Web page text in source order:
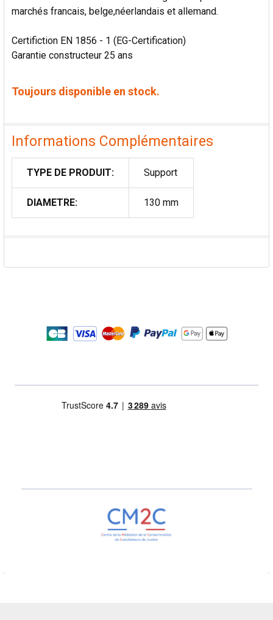
marchés francais, belge,néerlandais et allemand.
Certifiction EN 1856 - 1 (EG-Certification)
Garantie constructeur 25 ans
Toujours disponible en stock.
Informations Complémentaires
TYPE DE PRODUIT: Support
DIAMETRE: 130 mm